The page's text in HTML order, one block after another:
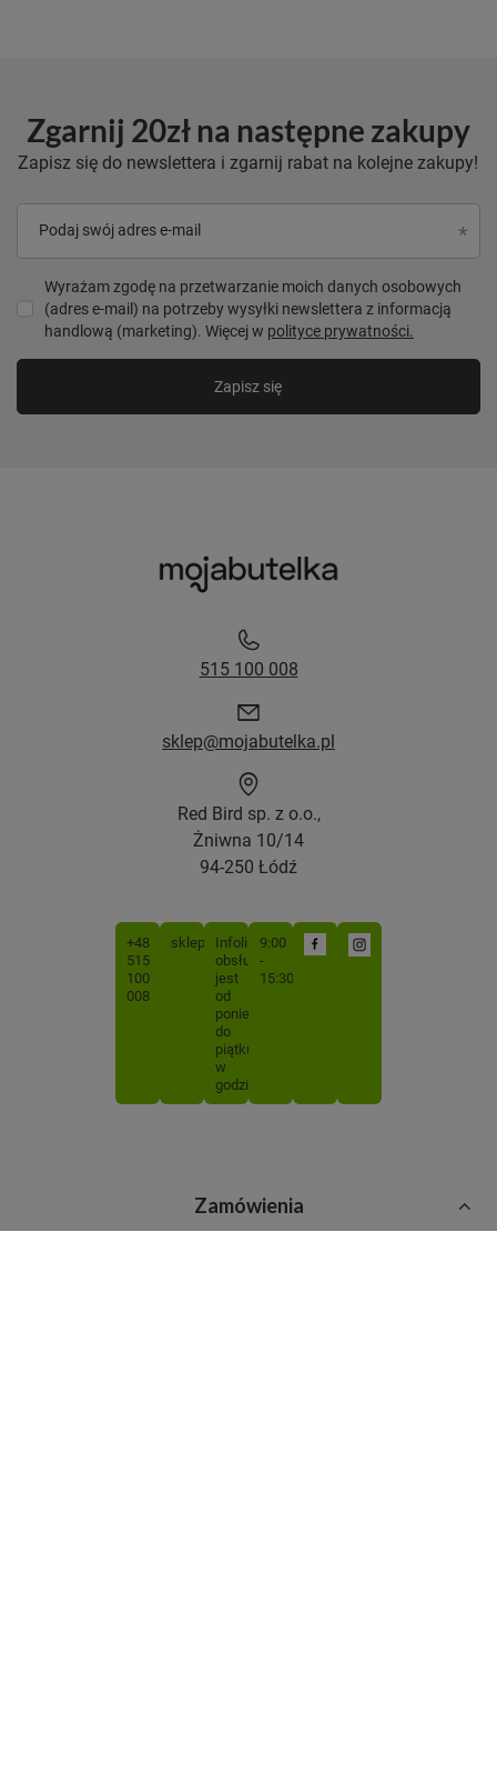
Zgarnij 20zł na następne zakupy
Zapisz się do newslettera i zgarnij rabat na kolejne zakupy!
Podaj swój adres e-mail
Wyrażam zgodę na przetwarzanie moich danych osobowych
(adres e-mail) na potrzeby wysyłki newslettera z informacją
handlową (marketing). Więcej w polityce prywatności.
Zapisz się
Zamówienia
515 100 008
sklep@mojabutelka.pl
Red Bird sp. z o.o.,
Żniwna 10/14
94-250 Łódź
+48
515
100
008
sklep@mojabutelka.pl
Infolinia
obsługiwana
jest
od
poniedziałku
do
piątku
w
godzinach
9:00
-
15:30